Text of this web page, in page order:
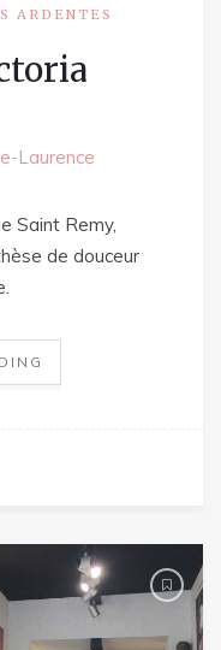
ARDENTES
Laurence
Saint Remy,
de douceur